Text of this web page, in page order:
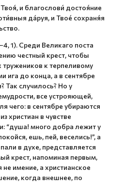
и благослови́ достоя́ние
да́руя, и Твое́ сохраня́я
1). Среди Великаго поста
честный крест, чтобы
к терпеливому
ига до конца, а в сентябре
Так случилось? Но у
все устрояющей,
чего: в сентябре убираются
христиан в чувстве
“душа! много добра лежит у
ешь, пей, веселись!”, а
в духе, представляется
крест, напоминая первым,
имение, а христианское
когда внешнее, по